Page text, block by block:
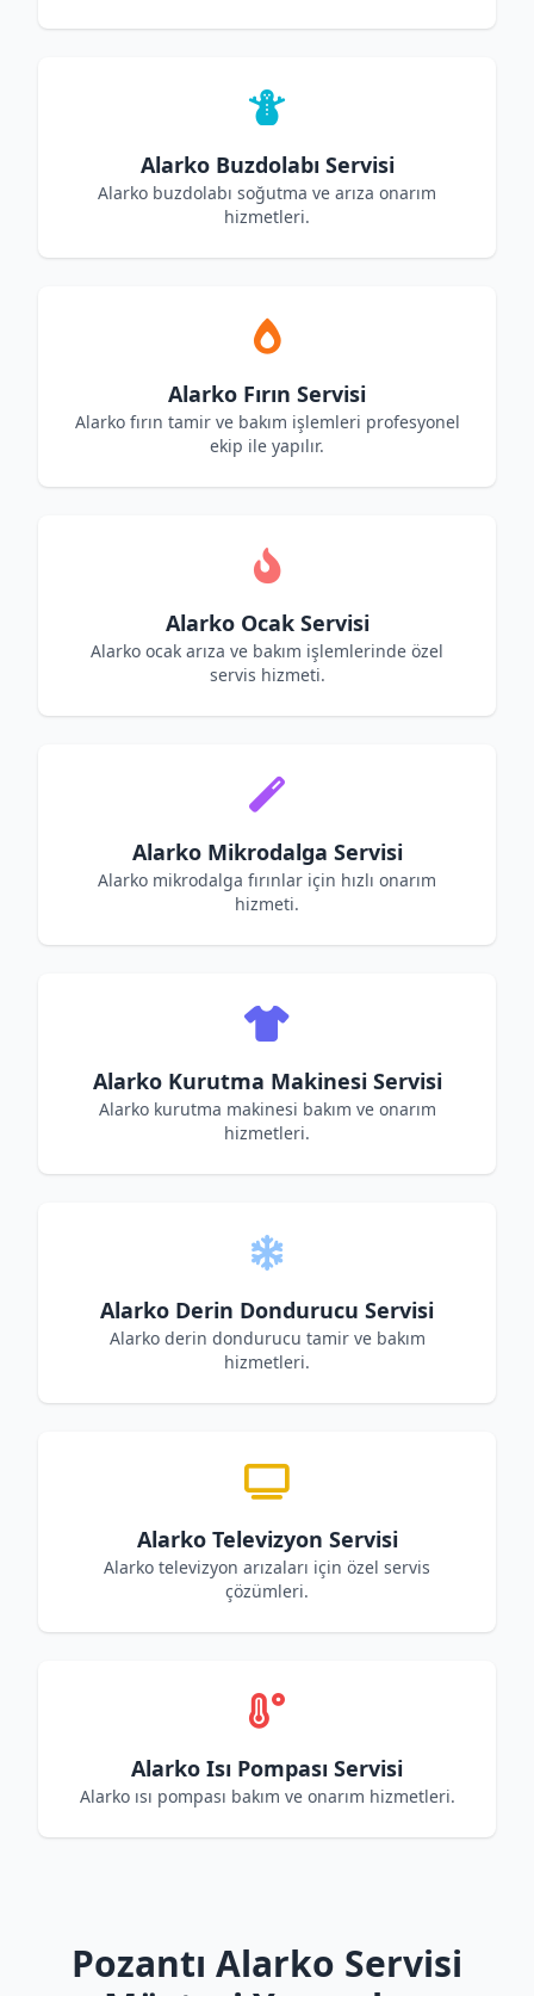
Alarko Buzdolabı Servisi
Alarko buzdolabı soğutma ve arıza onarım
hizmetleri.
Alarko Fırın Servisi
Alarko fırın tamir ve bakım işlemleri profesyonel
ekip ile yapılır.
Alarko Ocak Servisi
Alarko ocak arıza ve bakım işlemlerinde özel
servis hizmeti.
Alarko Mikrodalga Servisi
Alarko mikrodalga fırınlar için hızlı onarım
hizmeti.
Alarko Kurutma Makinesi Servisi
Alarko kurutma makinesi bakım ve onarım
hizmetleri.
Alarko Derin Dondurucu Servisi
Alarko derin dondurucu tamir ve bakım
hizmetleri.
Alarko Televizyon Servisi
Alarko televizyon arızaları için özel servis
çözümleri.
Alarko Isı Pompası Servisi
Alarko ısı pompası bakım ve onarım hizmetleri.
Pozantı Alarko Servisi